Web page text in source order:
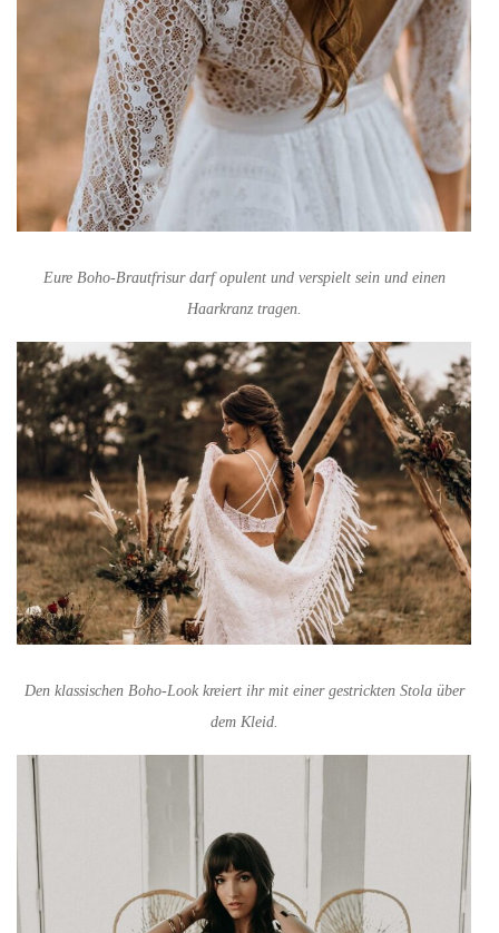
Eure Boho-Brautfrisur darf opulent und verspielt sein und einen
Haarkranz tragen.
Den klassischen Boho-Look kreiert ihr mit einer gestrickten Stola über
dem Kleid.